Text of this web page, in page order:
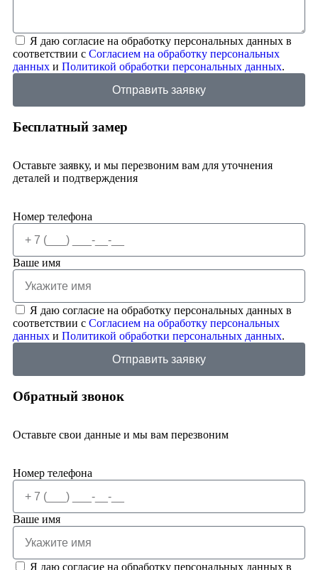
Я даю согласие на обработку персональных данных в
соответствии с Согласием на обработку персональных
данных и Политикой обработки персональных данных.
Отправить заявку
Бесплатный замер
Оставьте заявку, и мы перезвоним вам для уточнения
деталей и подтверждения
Номер телефона
Ваше имя
Я даю согласие на обработку персональных данных в
соответствии с Согласием на обработку персональных
данных и Политикой обработки персональных данных.
Отправить заявку
Обратный звонок
Оставьте свои данные и мы вам перезвоним
Номер телефона
Ваше имя
Я даю согласие на обработку персональных данных в